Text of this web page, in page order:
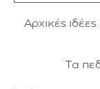
Aρxικές
Τα